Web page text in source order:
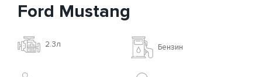
Ford Mustang
2.3л Бензин